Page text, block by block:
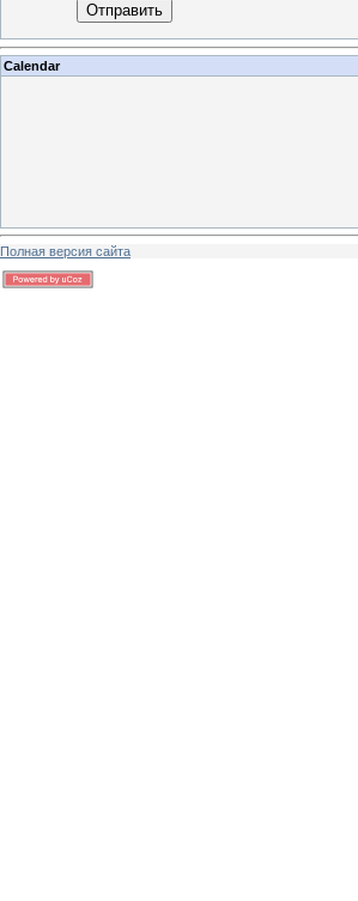
Отправить
Calendar
Полная версия сайта